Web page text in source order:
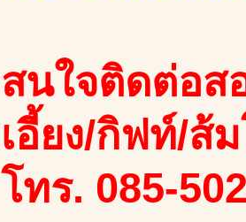
สนใจติดต่อส
เอี้ยง/กิฟท์/ส้
โทร. 085-